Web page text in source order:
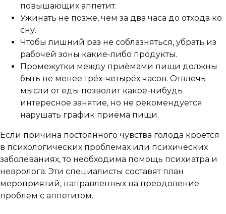
повышающих аппетит.
Ужинать не позже, чем за два часа до отхода ко
сну.
Чтобы лишний раз не соблазняться, убрать из
рабочей зоны какие-либо продукты.
Промежутки между приёмами пищи должны
быть не менее трёх-четырёх часов. Отвлечь
мысли от еды позволит какое-нибудь
интересное занятие, но не рекомендуется
нарушать график приёма пищи.
Если причина постоянного чувства голода кроется
в психологических проблемах или психических
заболеваниях, то необходима помощь психиатра и
невролога. Эти специалисты составят план
мероприятий, направленных на преодоление
проблем с аппетитом.